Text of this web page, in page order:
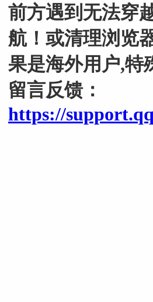
前方遇到无法穿
航！或清理浏览
果是海外用户,特
留言反馈：
https://